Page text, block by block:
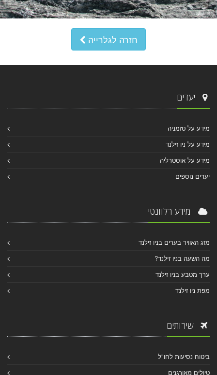
חזרה לגלרייה
יעדים
מידע על טזמניה
מידע על ניו זילנד
מידע על אוסטרליה
יעדים נוספים
מידע רלוונטי
מזג האוויר בערים בניו זילנד
מה השעה בניו זילנד?
ערך מטבע בניו זילנד
מפת ניו זילנד
שירותים
ביטוח נסיעות לחו"ל
טיולים מאורגנים